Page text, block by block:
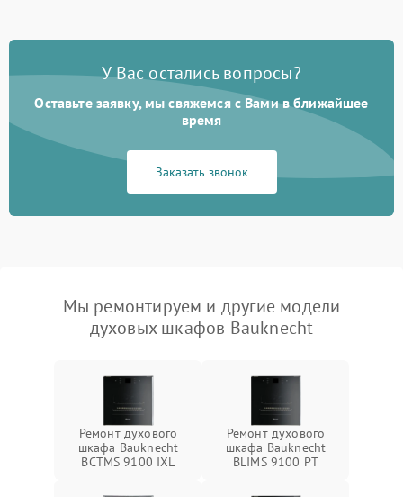
У Вас остались вопросы?
Оставьте заявку, мы свяжемся с Вами в ближайшее
время
Заказать звонок
Мы ремонтируем и другие модели
духовых шкафов Bauknecht
Ремонт духового
шкафа Bauknecht
BCTMS 9100 IXL
Ремонт духового
шкафа Bauknecht
BLIMS 9100 PT